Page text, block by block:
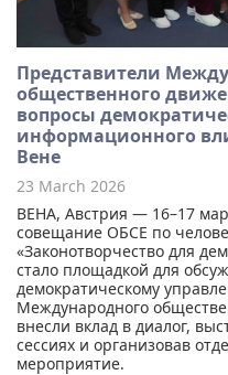
Представители
общественного
вопросы
информационного
Вене
23 March 2026
ВЕНА, Австрия — 16–17
совещание ОБСЕ по
«Законотворчество для
стало площадкой для
демократическому
Международного
внесли вклад в диалог,
сессиях и организовав
мероприятие.